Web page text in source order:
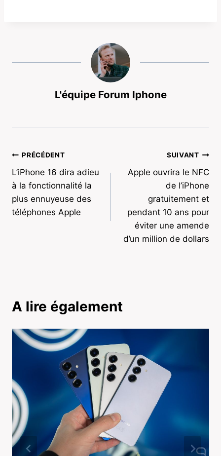
L'équipe Forum Iphone
Navigation
de
l’article
PRÉCÉDENT
L’iPhone 16 dira adieu
à la fonctionnalité la
plus ennuyeuse des
téléphones Apple
SUIVANT
Apple ouvrira le NFC
de l’iPhone
gratuitement et
pendant 10 ans pour
éviter une amende
d’un million de dollars
A lire également